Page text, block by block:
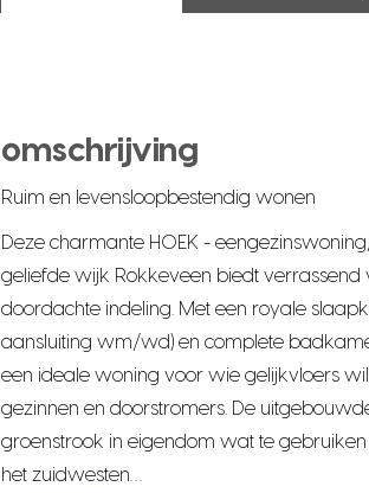
omschrijving
Ruim en levensloopbestendig wonen
Deze charmante HOEK -
geliefde wijk Rokkeveen biedt verrassend
doordachte indeling. Met een royale
aansluiting wm/wd) en complete
een ideale woning voor wie gelijkvloers
gezinnen en doorstromers. De
groenstrook in eigendom wat te gebruiken
het zuidwesten…